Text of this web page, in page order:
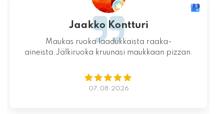
Jaakko Kontturi
Maukas ruoka laadukkaista raaka-
aineista.Jälkiruoka kruunasi maukkaan pizzan.
07.08.2026